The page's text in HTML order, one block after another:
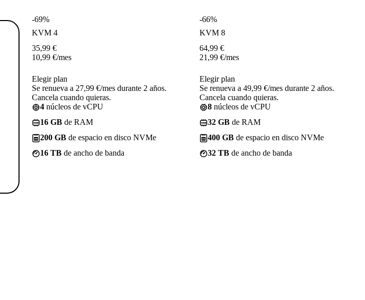
-69%
KVM 4
35,99 €
10,99 €/mes
Elegir plan
Se renueva a 27,99 €/mes durante 2 años.
Cancela cuando quieras.
4 núcleos de vCPU
16 GB de RAM
200 GB de espacio en disco NVMe
16 TB de ancho de banda
-66%
KVM 8
64,99 €
21,99 €/mes
Elegir plan
Se renueva a 49,99 €/mes durante 2 años.
Cancela cuando quieras.
8 núcleos de vCPU
32 GB de RAM
400 GB de espacio en disco NVMe
32 TB de ancho de banda